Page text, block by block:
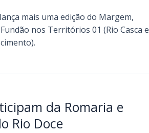
mais uma edição do Margem,
nos Territórios 01 (Rio Casca e
da Romaria e
Rio Doce